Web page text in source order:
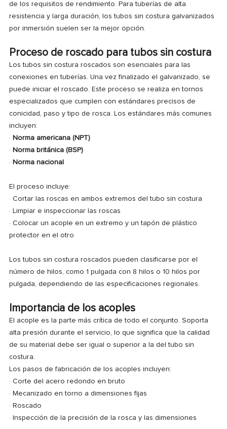
de los requisitos de rendimiento. Para tuberías de alta
resistencia y larga duración, los tubos sin costura galvanizados
por inmersión suelen ser la mejor opción.
Proceso de roscado para tubos sin costura
Los tubos sin costura roscados son esenciales para las
conexiones en tuberías. Una vez finalizado el galvanizado, se
puede iniciar el roscado. Este proceso se realiza en tornos
especializados que cumplen con estándares precisos de
conicidad, paso y tipo de rosca. Los estándares más comunes
incluyen:
· Norma americana (NPT)
· Norma británica (BSP)
· Norma nacional
El proceso incluye:
· Cortar las roscas en ambos extremos del tubo sin costura
· Limpiar e inspeccionar las roscas
· Colocar un acople en un extremo y un tapón de plástico
protector en el otro
Los tubos sin costura roscados pueden clasificarse por el
número de hilos, como 1 pulgada con 8 hilos o 10 hilos por
pulgada, dependiendo de las especificaciones regionales.
Importancia de los acoples
El acople es la parte más crítica de todo el conjunto. Soporta
alta presión durante el servicio, lo que significa que la calidad
de su material debe ser igual o superior a la del tubo sin
costura.
Los pasos de fabricación de los acoples incluyen:
· Corte del acero redondo en bruto
· Mecanizado en torno a dimensiones fijas
· Roscado
· Inspección de la precisión de la rosca y las dimensiones